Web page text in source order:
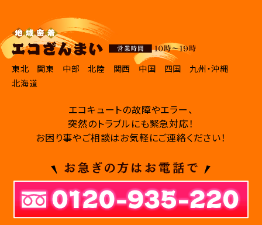
東北 関東 中部 北陸 関西 中国 四国
九州・沖縄
北海道
エコキュートの故障やエラー、
突然のトラブルにも緊急対応！
お困り事やご相談はお気軽にご連絡ください！